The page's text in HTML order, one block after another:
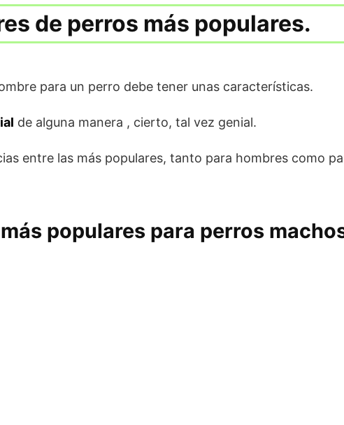
de perros más populares.
para un perro debe tener unas características.
de alguna manera , cierto, tal vez genial.
entre las más populares, tanto para hombres como
populares para perros